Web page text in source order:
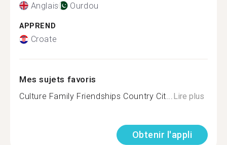
Anglais Ourdou
APPREND
Croate
Mes sujets favoris
Culture Family Friendships Country Cit...Lire plus
Obtenir l'appli